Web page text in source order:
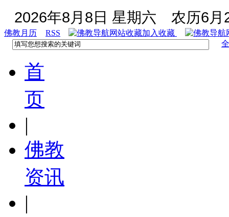
2026年8月8日 星期六 农历6月
佛教月历 RSS
加入收藏
首
页
|
佛教
资讯
|